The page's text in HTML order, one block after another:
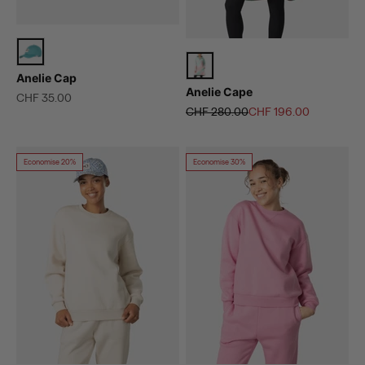
Anelie Cap
Prix de vente
CHF 35.00 Anelie Cape
Prix normal
CHF 280.00Prix de vente
CHF 196.00
Economise 20% Economise 30%